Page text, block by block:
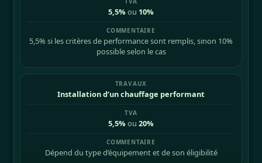
5,5% ou 10%
5,5% si les critères de performance sont remplis, sinon 10%
possible selon le cas
Installation d’un chauffage performant
5,5% ou 20%
Dépend du type d’équipement et de son éligibilité